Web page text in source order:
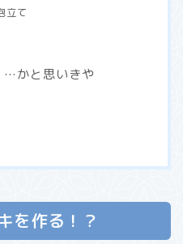
立て
…かと思いきや
を作る！？